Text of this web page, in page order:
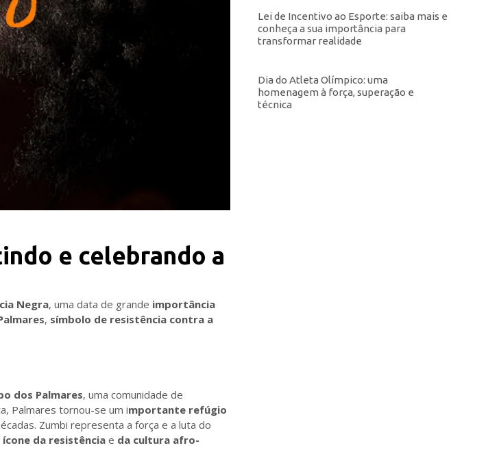
e celebrando a
Negra, uma data de grande importância
, símbolo de resistência contra a
dos Palmares, uma comunidade de
Palmares tornou-se um importante refúgio
Zumbi representa a força e a luta do
ícone da resistência e da cultura afro-
Lei de Incentivo ao Esporte: saiba mais e
conheça a sua importância para
transformar realidade
Dia do Atleta Olímpico: uma
homenagem à força, superação e
técnica